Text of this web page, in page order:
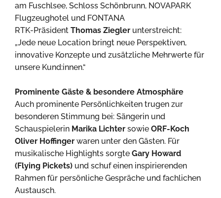
am Fuschlsee, Schloss Schönbrunn, NOVAPARK
Flugzeughotel und FONTANA
RTK-Präsident Thomas Ziegler unterstreicht:
„Jede neue Location bringt neue Perspektiven,
innovative Konzepte und zusätzliche Mehrwerte für
unsere Kund:innen.“
Prominente Gäste & besondere Atmosphäre
Auch prominente Persönlichkeiten trugen zur
besonderen Stimmung bei: Sängerin und
Schauspielerin Marika Lichter sowie ORF-Koch
Oliver Hoffinger waren unter den Gästen. Für
musikalische Highlights sorgte Gary Howard
(Flying Pickets) und schuf einen inspirierenden
Rahmen für persönliche Gespräche und fachlichen
Austausch.